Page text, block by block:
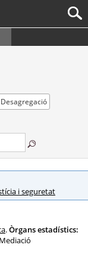
Desagregació
i seguretat
.Òrgans estadístics: